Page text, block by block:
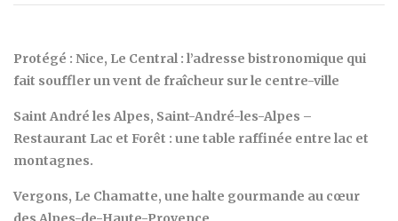
Protégé : Nice, Le Central : l’adresse bistronomique qui
fait souffler un vent de fraîcheur sur le centre-ville
Saint André les Alpes, Saint-André-les-Alpes –
Restaurant Lac et Forêt : une table raffinée entre lac et
montagnes.
Vergons, Le Chamatte, une halte gourmande au cœur